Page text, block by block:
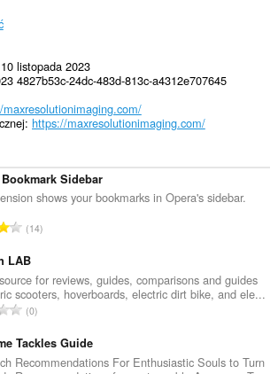
10 listopada 2023
4827b53c-24dc-483d-813c-a4312e707645
https://maxresolutionimaging.com/
Sidebar
shows your bookmarks in Opera's sidebar.
C
ł
k
o
w
t
a
14
LAB
for reviews, guides, comparisons and guides
scooters, hoverboards, electric dirt bike, and ele...
C
ł
k
0
Tackles Guide
Recommendations For Enthusiastic Souls to Turn